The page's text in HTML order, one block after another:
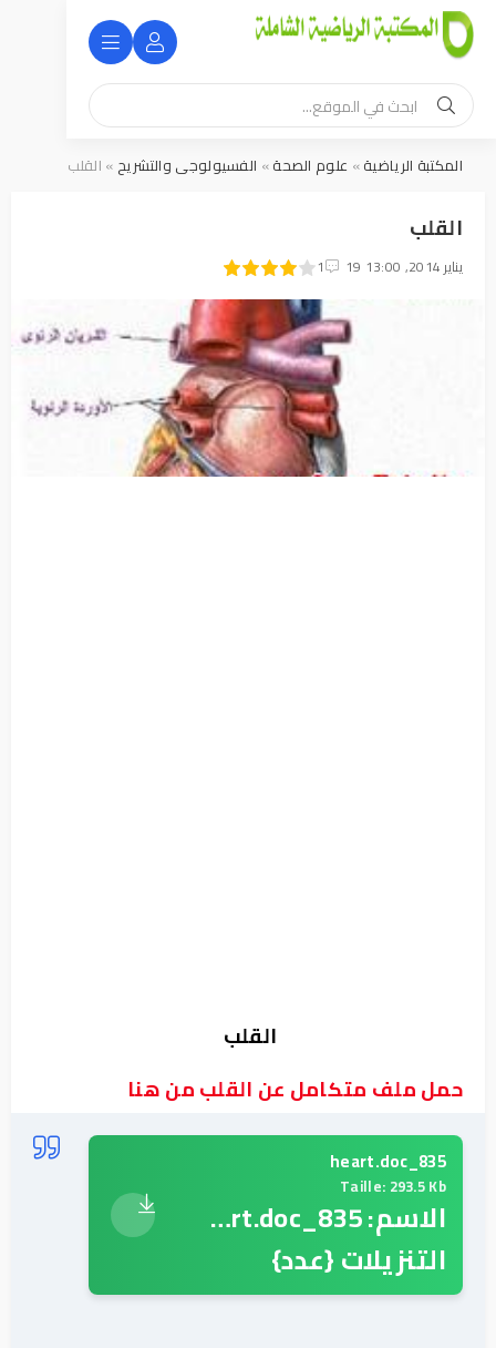
المكتبة الرياضية» علوم الصحة» الفسيولوجى والتشريح » القلب
القلب
19 يناير 2014, 13:00 1 1
2
3
4
5
القلب
حمل ملف متكامل عن القلب من هنا
835_heart.doc
Taille: 293.5 Kb
الاسم: 835_heart.doc
التنزيلات {عدد}